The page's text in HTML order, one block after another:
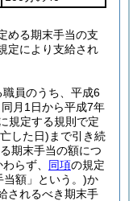
める期末手当の支
定により支給され
員のうち、平成6
月1日から平成7年
規定する規則で定
した日) まで引き続
期末手当の額につ
らず、 同項の規定
当額」という。)か
されるべき期末手